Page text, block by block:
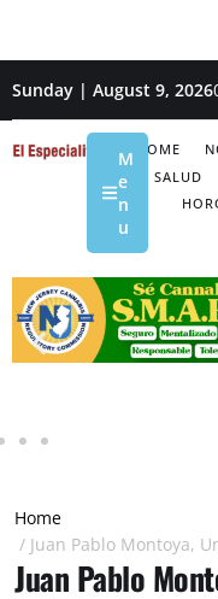
Sunday | August 9, 2026
HOME
SALUD
M
e
n
u
Home
/ Juan Pablo Montoya,
Juan Pablo